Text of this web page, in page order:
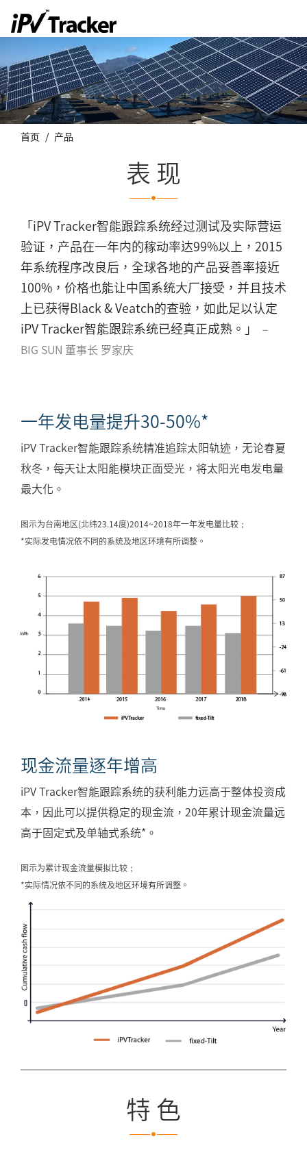
首页 产品
表 现
「iPV Tracker智能跟踪系统经过测试及实际营运
验证，产品在一年内的稼动率达99%以上，2015
年系统程序改良后，全球各地的产品妥善率接近
100%，价格也能让中国系统大厂接受，并且技术
上已获得Black & Veatch的查验，如此足以认定
iPV Tracker智能跟踪系统已经真正成熟。」
－
BIG SUN 董事长 罗家庆
一年发电量提升30-50%*
iPV Tracker智能跟踪系统精准追踪太阳轨迹，无论春夏
秋冬，每天让太阳能模块正面受光，将太阳光电发电量
最大化。
图示为台南地区(北纬23.14度)2014~2018年一年发电量比较；
*实际发电情况依不同的系统及地区环境有所调整。
现金流量逐年增高
iPV Tracker智能跟踪系统的获利能力远高于整体投资成
本，因此可以提供稳定的现金流，20年累计现金流量远
高于固定式及单轴式系统*。
图示为累计现金流量模拟比较；
*实际情况依不同的系统及地区环境有所调整。
特 色